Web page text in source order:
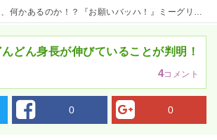
かあるのか！？『お願いバッハ！』ミーグリ日程がこちら
んどん身長が伸びていることが判明！
4コメント
0 0